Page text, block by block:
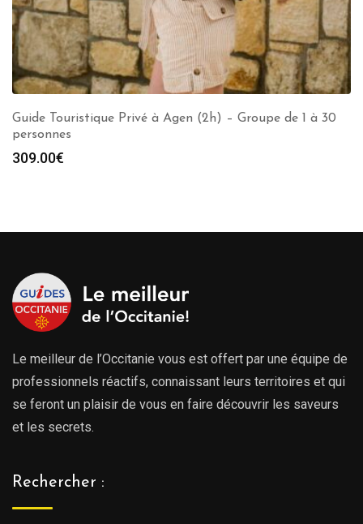
Guide Touristique Privé à Agen (2h) – Groupe de 1 à 30
personnes
309.00€
Le meilleur de l’Occitanie vous est offert par une équipe de
professionnels réactifs, connaissant leurs territoires et qui
se feront un plaisir de vous en faire découvrir les saveurs
et les secrets.
Rechercher :